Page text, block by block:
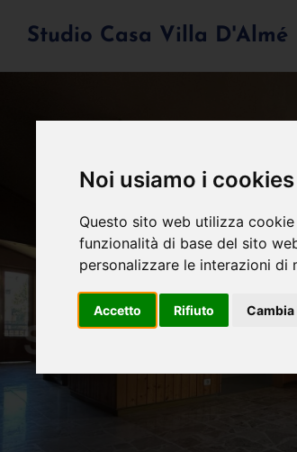
Noi usiamo i cookies
Questo sito web utilizza
funzionalità di base del sito
personalizzare le interazioni di
Accetto Rifiuto
Studio Casa Villa D'Almé